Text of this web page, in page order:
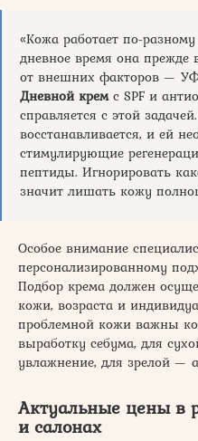
«Кожа работает по-
дневное время она прежде
от внешних факторов —
Дневной кремс SPF и
справляется с этой
восстанавливается, и ей
стимулирующие
пептиды. Игнорировать
значит лишать кожу
Особое внимание
персонализированному
Подбор крема должен
кожи, возраста и
проблемной кожи важны
выработку себума, для
увлажнение, для зрелой —
Актуальные цены в
и салонах